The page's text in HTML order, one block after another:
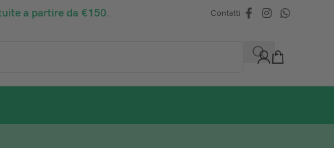
a partire da €150. Contatti